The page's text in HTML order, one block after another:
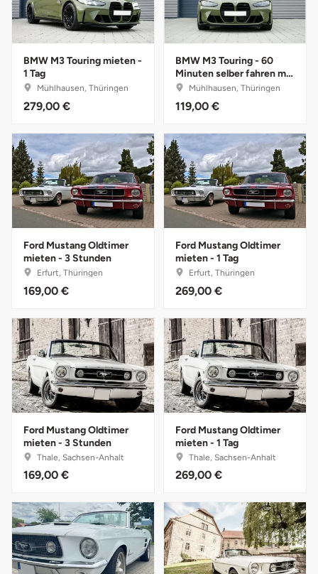
BMW M3 Touring mieten -
1 Tag
Mühlhausen, Thüringen
279,00 €
BMW M3 Touring - 60
Minuten selber fahren mit
Instruktor
Mühlhausen, Thüringen
119,00 €
Ford Mustang Oldtimer
mieten - 3 Stunden
Erfurt, Thüringen
169,00 €
Ford Mustang Oldtimer
mieten - 1 Tag
Erfurt, Thüringen
269,00 €
Ford Mustang Oldtimer
mieten - 3 Stunden
Thale, Sachsen-Anhalt
169,00 €
Ford Mustang Oldtimer
mieten - 1 Tag
Thale, Sachsen-Anhalt
269,00 €
Dorsten
Dortmund
Dresden
Düsseldorf
Erfurt
Erlangen
Essen
Flensburg
Frankfurt am Main
Freiberg
Freiburg
Fulda
Fürstenfeldbruck
Fürth
Geiselwind